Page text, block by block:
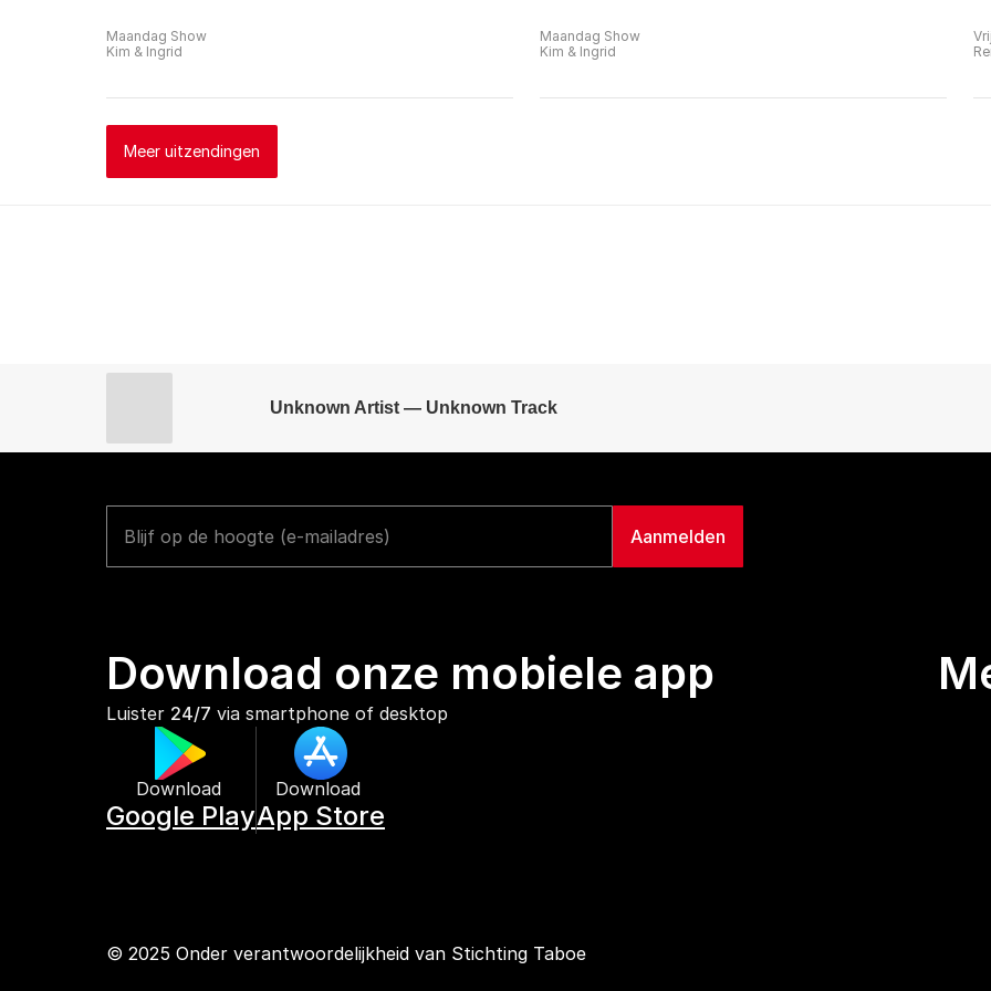
Maandag Show
Kim & Ingrid
Maandag Show
Kim & Ingrid
Meer uitzendingen
Unknown Artist — Unknown Track
Download onze mobiele app
Luister 24/7 via smartphone of desktop
Download
Google Play
Download
App Store
© 2025 Onder verantwoordelijkheid van Stichting Taboe